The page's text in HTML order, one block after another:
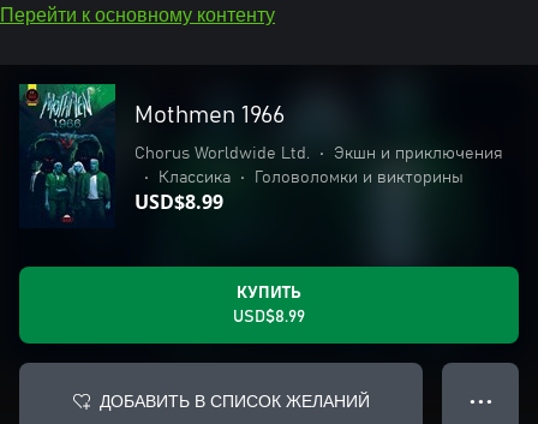
Перейти к основному контенту
Mothmen 1966
Chorus Worldwide Ltd. •
Экшн и приключения
•
Классика • Головоломки и викторины
USD$8.99
КУПИТЬ
USD$8.99
ДОБАВИТЬ В СПИСОК ЖЕЛАНИЙ ● ● ●